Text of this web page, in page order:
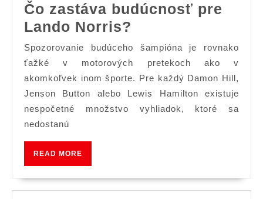
Čo zastáva budúcnosť pre
Lando Norris?
zastáva
budúcnosť
pre
Lando
Norris?
Spozorovanie budúceho šampióna je rovnako
ťažké v motorových pretekoch ako v
akomkoľvek inom športe. Pre každý Damon Hill,
Jenson Button alebo Lewis Hamilton existuje
nespočetné množstvo vyhliadok, ktoré sa
nedostanú
READ MORE